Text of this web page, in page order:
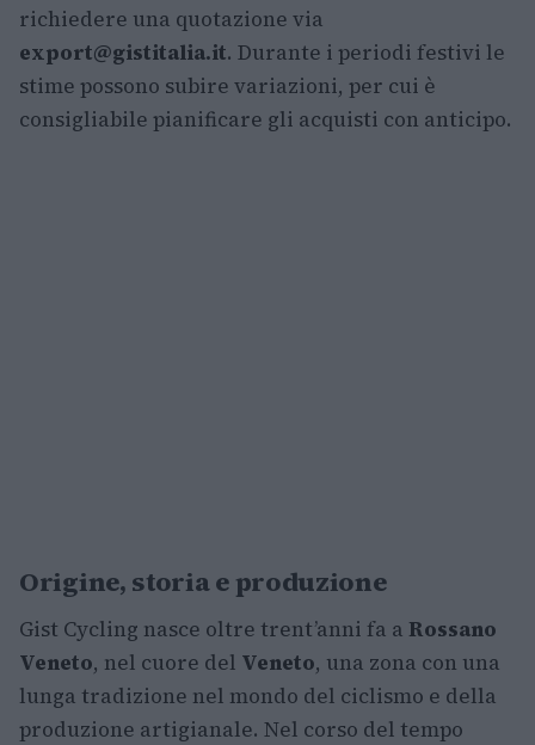
richiedere una quotazione via
export@gistitalia.it. Durante i periodi festivi le
stime possono subire variazioni, per cui è
consigliabile pianificare gli acquisti con anticipo.
Origine, storia e produzione
Gist Cycling nasce oltre trent’anni fa a Rossano
Veneto, nel cuore del Veneto, una zona con una
lunga tradizione nel mondo del ciclismo e della
produzione artigianale. Nel corso del tempo